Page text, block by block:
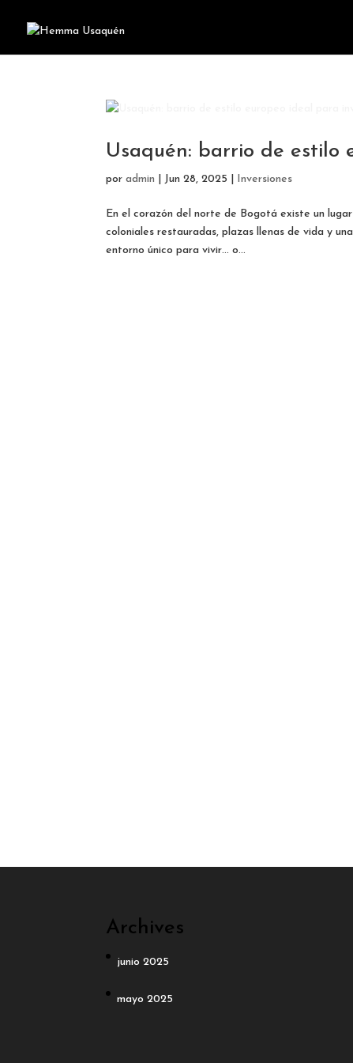
Usaquén: barrio de estilo
poradmin Jun 28, 2025 Inversiones
En el corazón del norte de Bogotá existe un
coloniales restauradas, plazas llenas de vida y
entorno único para vivir… o...
Archives
junio 2025
mayo 2025